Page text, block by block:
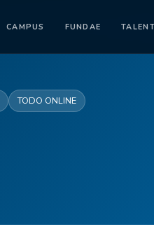
CAMPUS FUNDAE
TODO ONLINE